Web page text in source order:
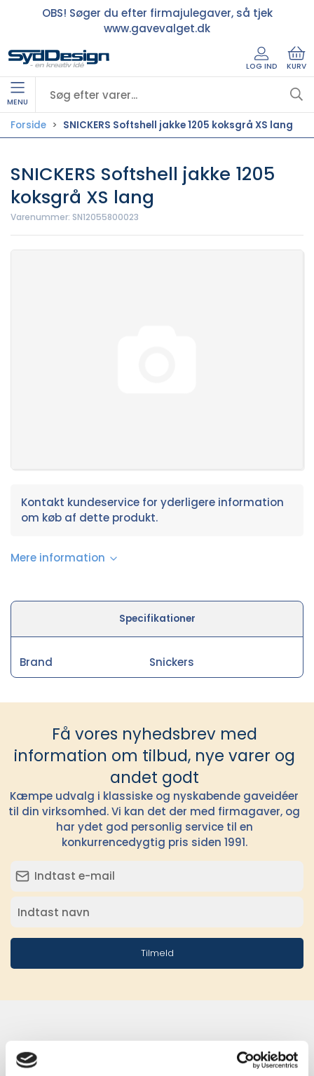
OBS! Søger du efter firmajulegaver, så tjek
www.gavevalget.dk
LOG IND KURV
MENU
Forside SNICKERS Softshell jakke 1205 koksgrå XS lang
SNICKERS Softshell jakke 1205
koksgrå XS lang
Varenummer: SN12055800023
Kontakt kundeservice for yderligere information
om køb af dette produkt.
Mere information
Specifikationer
Brand Snickers
Få vores nyhedsbrev med
information om tilbud, nye varer og
andet godt
Kæmpe udvalg i klassiske og nyskabende gaveidéer
til din virksomhed. Vi kan det der med firmagaver, og
har ydet god personlig service til en
konkurrencedygtig pris siden 1991.
Tilmeld